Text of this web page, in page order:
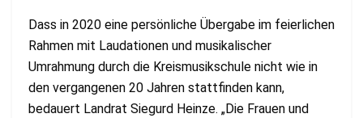
Dass in 2020 eine persönliche Übergabe im feierlichen
Rahmen mit Laudationen und musikalischer
Umrahmung durch die Kreismusikschule nicht wie in
den vergangenen 20 Jahren stattfinden kann,
bedauert Landrat Siegurd Heinze. „Die Frauen und